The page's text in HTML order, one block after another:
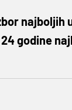
najboljih
godine